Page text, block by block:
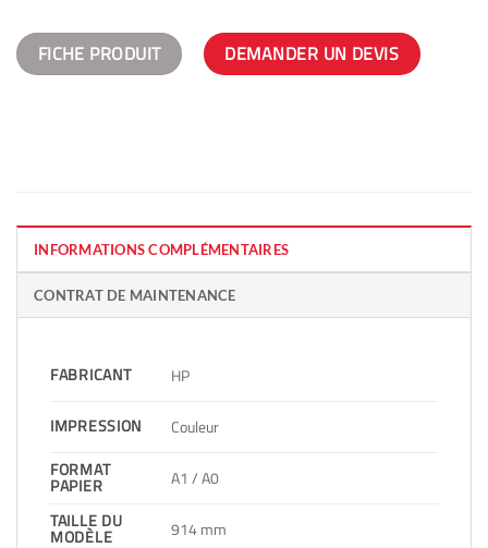
FICHE PRODUIT DEMANDER UN DEVIS
INFORMATIONS COMPLÉMENTAIRES
CONTRAT DE MAINTENANCE
FABRICANT HP
IMPRESSION
Couleur
FORMAT
PAPIER
A1 / A0
TAILLE DU
MODÈLE 914 mm